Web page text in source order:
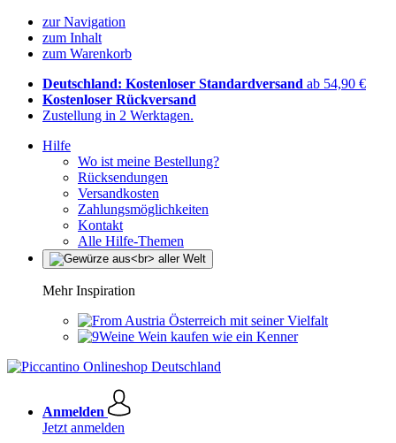
zur Navigation
zum Inhalt
zum Warenkorb
Deutschland: Kostenloser Standardversand ab 54,90 €
Kostenloser Rückversand
Zustellung in 2 Werktagen.
Hilfe
Wo ist meine Bestellung?
Rücksendungen
Versandkosten
Zahlungsmöglichkeiten
Kontakt
Alle Hilfe-Themen
Mehr Inspiration
Österreich mit seiner Vielfalt
Wein kaufen wie ein Kenner
Anmelden
Jetzt anmelden